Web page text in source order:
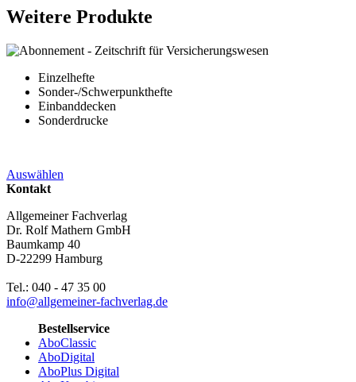
Weitere Produkte
Einzelhefte
Sonder-/Schwerpunkthefte
Einbanddecken
Sonderdrucke
Auswählen
Kontakt
Allgemeiner Fachverlag
Dr. Rolf Mathern GmbH
Baumkamp 40
D-22299 Hamburg
Tel.: 040 - 47 35 00
info@allgemeiner-fachverlag.de
Bestellservice
AboClassic
AboDigital
AboPlus Digital